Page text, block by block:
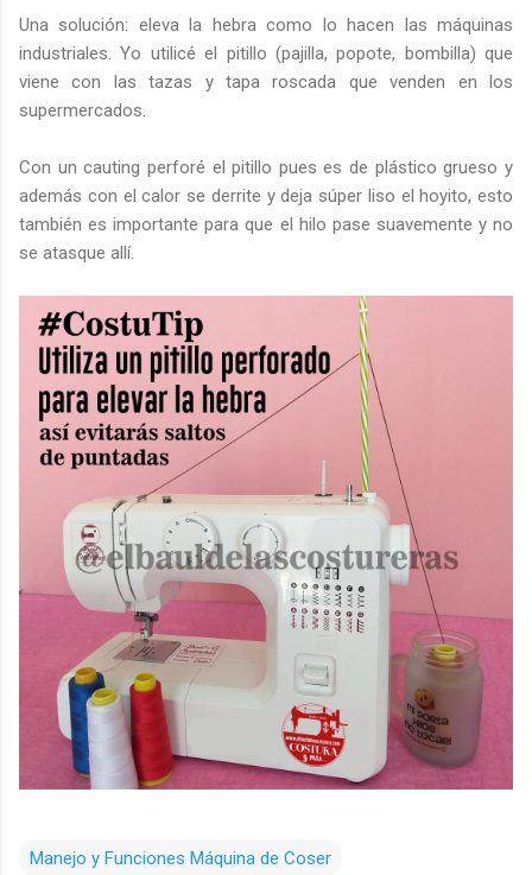
Una solución: eleva la hebra como lo hacen las máquinas
industriales. Yo utilicé el pitillo (pajilla, popote, bombilla) que
viene con las tazas y tapa roscada que venden en los
supermercados.
Con un cauting perforé el pitillo pues es de plástico grueso y
además con el calor se derrite y deja súper liso el hoyito, esto
también es importante para que el hilo pase suavemente y no
se atasque allí.
Manejo y Funciones Máquina de Coser